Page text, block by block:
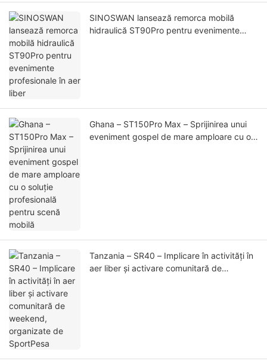
SINOSWAN lansează remorca mobilă
hidraulică ST90Pro pentru evenimente
Ghana – ST150Pro Max – Sprijinirea unui
eveniment gospel de mare amploare cu o
Tanzania – SR40 – Implicare în activități în
aer liber și activare comunitară de